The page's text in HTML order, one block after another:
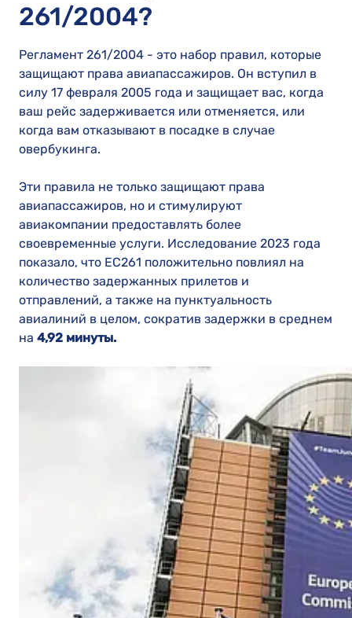
261/2004?
Регламент 261/2004 - это набор правил, которые
защищают права авиапассажиров. Он вступил в
силу 17 февраля 2005 года и защищает вас, когда
ваш рейс задерживается или отменяется, или
когда вам отказывают в посадке в случае
овербукинга.
Эти правила не только защищают права
авиапассажиров, но и стимулируют
авиакомпании предоставлять более
своевременные услуги. Исследование 2023 года
показало, что EC261 положительно повлиял на
количество задержанных прилетов и
отправлений, а также на пунктуальность
авиалиний в целом, сократив задержки в среднем
на 4,92 минуты.